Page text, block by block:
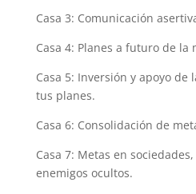
Casa 3: Comunicación
Casa 4: Planes a futuro de la
Casa 5: Inversión y apoyo de
tus planes.
Casa 6: Consolidación de
Casa 7: Metas en
enemigos ocultos.